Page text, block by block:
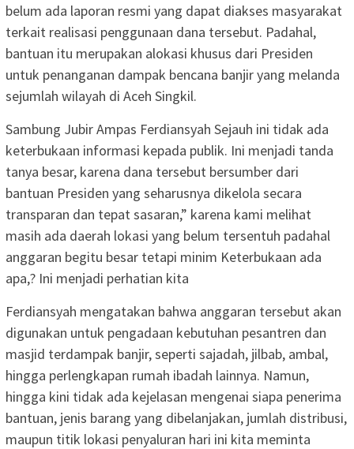
belum ada laporan resmi yang dapat diakses masyarakat
terkait realisasi penggunaan dana tersebut. Padahal,
bantuan itu merupakan alokasi khusus dari Presiden
untuk penanganan dampak bencana banjir yang melanda
sejumlah wilayah di Aceh Singkil.
Sambung Jubir Ampas Ferdiansyah Sejauh ini tidak ada
keterbukaan informasi kepada publik. Ini menjadi tanda
tanya besar, karena dana tersebut bersumber dari
bantuan Presiden yang seharusnya dikelola secara
transparan dan tepat sasaran,” karena kami melihat
masih ada daerah lokasi yang belum tersentuh padahal
anggaran begitu besar tetapi minim Keterbukaan ada
apa,? Ini menjadi perhatian kita
Ferdiansyah mengatakan bahwa anggaran tersebut akan
digunakan untuk pengadaan kebutuhan pesantren dan
masjid terdampak banjir, seperti sajadah, jilbab, ambal,
hingga perlengkapan rumah ibadah lainnya. Namun,
hingga kini tidak ada kejelasan mengenai siapa penerima
bantuan, jenis barang yang dibelanjakan, jumlah distribusi,
maupun titik lokasi penyaluran hari ini kita meminta